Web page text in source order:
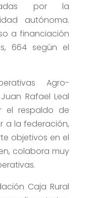
por la
autónoma.
a financiación
664 según el
Agro-
Rafael Leal
el respaldo de
a la federación,
objetivos en el
colabora muy
Caja Rural